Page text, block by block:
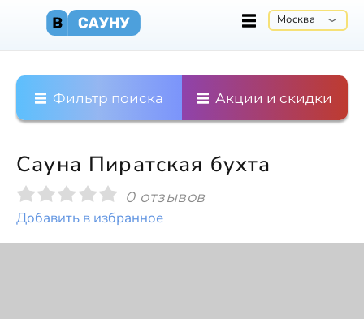
Москва
Фильтр поиска Акции и скидки
Сауна Пиратская бухта
0 отзывов
Добавить в избранное